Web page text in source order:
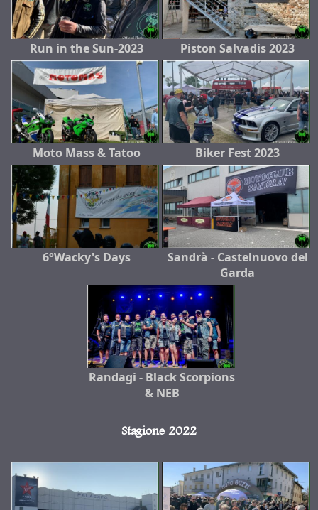
Run in the Sun-2023 Piston Salvadis 2023
Moto Mass & Tatoo Biker Fest 2023
6°Wacky's Days
Sandrà - Castelnuovo del
Garda
Randagi - Black Scorpions
& NEB
Stagione 2022